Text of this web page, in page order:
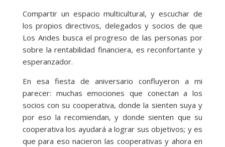
Compartir un espacio multicultural, y escuchar de
los propios directivos, delegados y socios de que
Los Andes busca el progreso de las personas por
sobre la rentabilidad financiera, es reconfortante y
esperanzador.
En esa fiesta de aniversario confluyeron a mi
parecer: muchas emociones que conectan a los
socios con su cooperativa, donde la sienten suya y
por eso la recomiendan, y donde sienten que su
cooperativa los ayudará a lograr sus objetivos; y es
que para eso nacieron las cooperativas y ahora en